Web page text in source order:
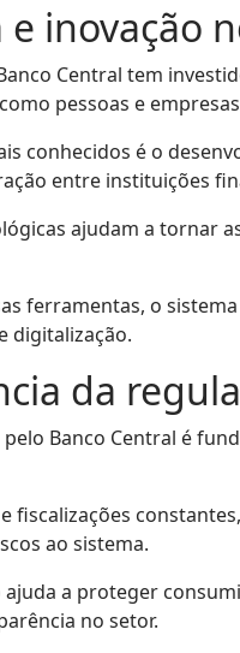
inovação
Central tem
pessoas e
conhecidos é o
entre instituições
ajudam a tornar
ferramentas, o
digitalização.
da
Banco Central é
fiscalizações
ao sistema.
a proteger
no setor.